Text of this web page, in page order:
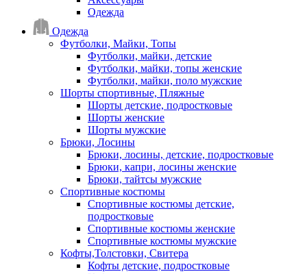
Одежда
Одежда
Футболки, Майки, Топы
Футболки, майки, детские
Футболки, майки, топы женские
Футболки, майки, поло мужские
Шорты спортивные, Пляжные
Шорты детские, подростковые
Шорты женские
Шорты мужские
Брюки, Лосины
Брюки, лосины, детские, подростковые
Брюки, капри, лосины женские
Брюки, тайтсы мужские
Спортивные костюмы
Спортивные костюмы детские,
подростковые
Спортивные костюмы женские
Спортивные костюмы мужские
Кофты,Толстовки, Свитера
Кофты детские, подростковые